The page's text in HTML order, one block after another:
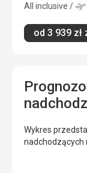
All inclusive /
od 3 939 zł
Wykres
nadchodzących